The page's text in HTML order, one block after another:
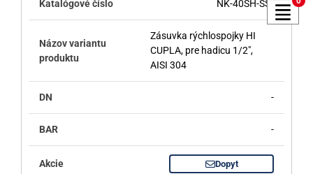
NK-40SH-SS
Zásuvka rýchlospojky HI
CUPLA, pre hadicu 1/2",
AISI 304
-
-
Dopyt